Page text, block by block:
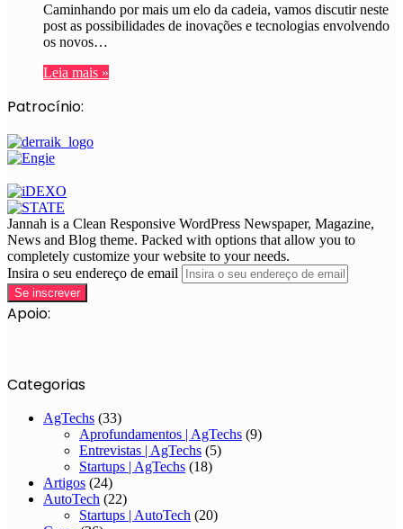
Caminhando por mais um elo da cadeia, vamos discutir neste
post as possibilidades de inovações e tecnologias envolvendo
os novos…
Leia mais »
Patrocínio:
Jannah is a Clean Responsive WordPress Newspaper, Magazine,
News and Blog theme. Packed with options that allow you to
completely customize your website to your needs.
Insira o seu endereço de email
Apoio:
Categorias
AgTechs (33)
Aprofundamentos | AgTechs (9)
Entrevistas | AgTechs (5)
Startups | AgTechs (18)
Artigos (24)
AutoTech (22)
Startups | AutoTech (20)